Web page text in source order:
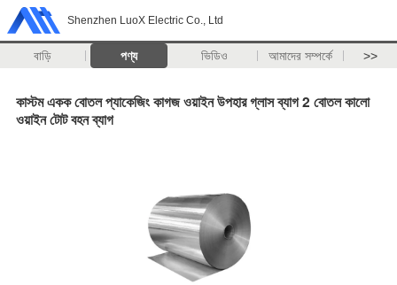
Shenzhen LuoX Electric Co., Ltd
বাড়ি পণ্য ভিডিও আমাদের সম্পর্কে >>
কাস্টম একক বোতল প্যাকেজিং কাগজ ওয়াইন উপহার গ্লাস ব্যাগ 2 বোতল কালো
ওয়াইন টোট বহন ব্যাগ